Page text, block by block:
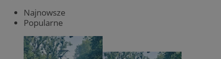
Najnowsze
Popularne